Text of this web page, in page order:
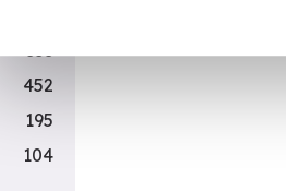
353
452
195
104